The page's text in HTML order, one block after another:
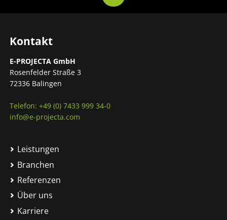
Kontakt
E-PROJECTA GmbH
Rosenfelder Straße 3
72336 Balingen
Telefon: +49 (0) 7433 999 34-0
info@e-projecta.com
Leistungen
Branchen
Referenzen
Über uns
Karriere